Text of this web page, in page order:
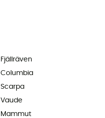
Fjällräven
Columbia
Scarpa
Vaude
Mammut